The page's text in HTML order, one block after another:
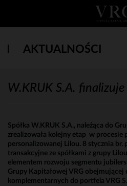
AKTUALNOŚCI
W.KRUK S.A.
Spółka W.KRUK S.A., należąca do
zrealizowała kolejny etap w procesie
personalizowanej Lilou. 8 stycznia br.
transakcyjne ze spółkami z grupy
elementem rozwoju segmentu
Grupy Kapitałowej VRG obejmującej
komplementarnych do portfela VRG